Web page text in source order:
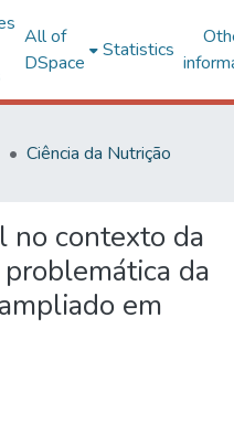
All of
DSpace
Statistics
Ciência da Nutrição
no contexto da
da
em